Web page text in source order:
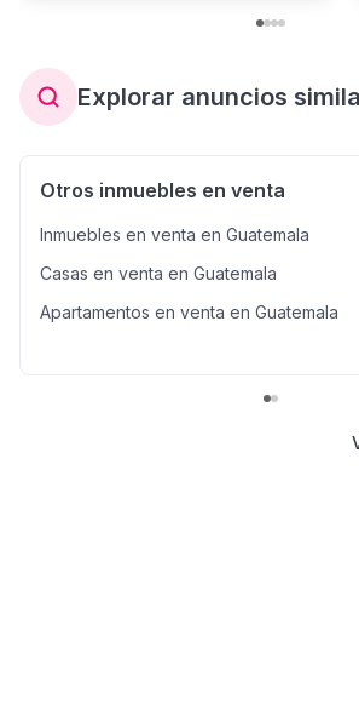
Explorar anuncios
Otros inmuebles en venta
Inmuebles en venta en Guatemala
Casas en venta en Guatemala
Apartamentos en venta en Guatemala